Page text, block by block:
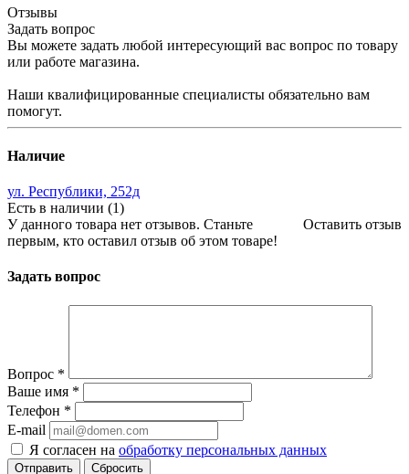
Отзывы
Задать вопрос
Вы можете задать любой интересующий вас вопрос по товару
или работе магазина.
Наши квалифицированные специалисты обязательно вам
помогут.
Наличие
ул. Республики, 252д
Есть в наличии (1)
Оставить отзыв
У данного товара нет отзывов. Станьте
первым, кто оставил отзыв об этом товаре!
Задать вопрос
Вопрос *
Ваше имя *
Телефон *
E-mail
Я согласен на обработку персональных данных
Сбросить